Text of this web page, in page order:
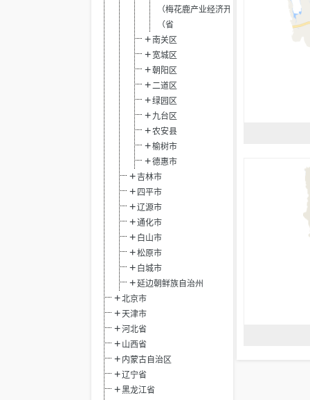
（梅花鹿产业经济开发区）
（省
南关区
宽城区
朝阳区
二道区
绿园区
九台区
农安县
榆树市
德惠市
吉林市
四平市
辽源市
通化市
白山市
松原市
白城市
延边朝鲜族自治州
北京市
天津市
河北省
山西省
内蒙古自治区
辽宁省
黑龙江省